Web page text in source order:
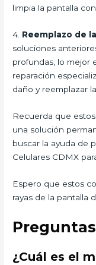
limpia la pantalla
4. Reemplazo de
soluciones
profundas, lo mejor
reparación
daño y reemplazar
Recuerda que
una solución
buscar la ayuda de
Celulares CDMX
Espero que estos
rayas de la pantalla
¿Cuál es el